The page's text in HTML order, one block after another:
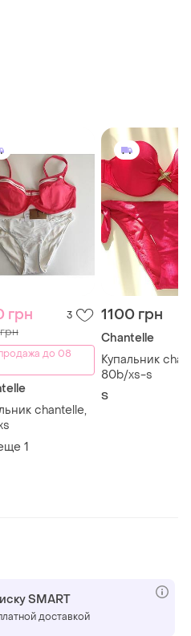
грн 3
до 08
chantelle,
1
1100 грн
Chantelle
Купальник
80b/xs-s
S
SMART
доставкой